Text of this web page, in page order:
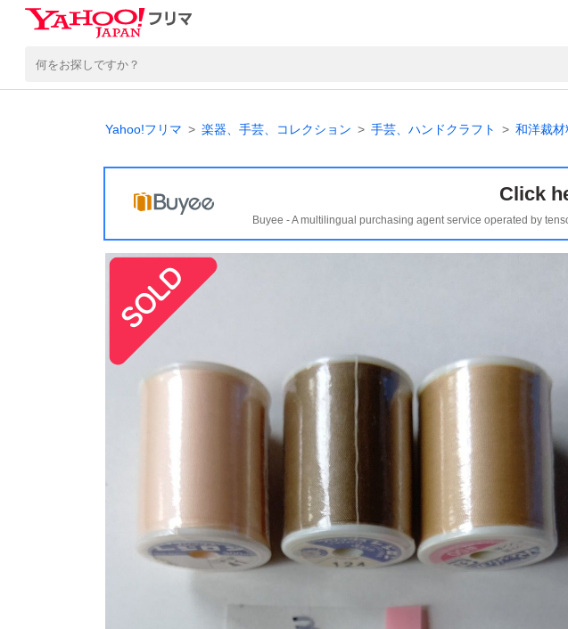
Yahoo!フリマ 楽器、手芸、コレクション 手芸、ハンドクラフト 和洋裁材
Click
Buyee - A multilingual purchasing agent service operated by